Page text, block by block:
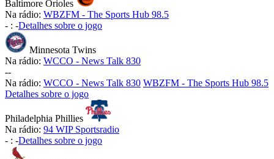
Baltimore Orioles
Na rádio: WBZFM - The Sports Hub 98.5
- : -Detalhes sobre o jogo
Minnesota Twins
Na rádio: WCCO - News Talk 830
--
Na rádio: WCCO - News Talk 830 WBZFM - The Sports Hub 98.5
Detalhes sobre o jogo
Philadelphia Phillies
Na rádio: 94 WIP Sportsradio
- : -Detalhes sobre o jogo